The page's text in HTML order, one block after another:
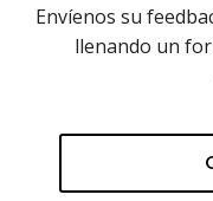
Envíenos su
llenando un